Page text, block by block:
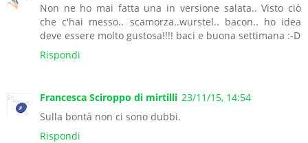
Non ne ho mai fatta una in versione salata.. Visto ciò
che c'hai messo.. scamorza..wurstel.. bacon.. ho idea
deve essere molto gustosa!!!! baci e buona settimana :-D
Rispondi
Francesca Sciroppo di mirtilli 23/11/15, 14:54
Sulla bontà non ci sono dubbi.
Rispondi